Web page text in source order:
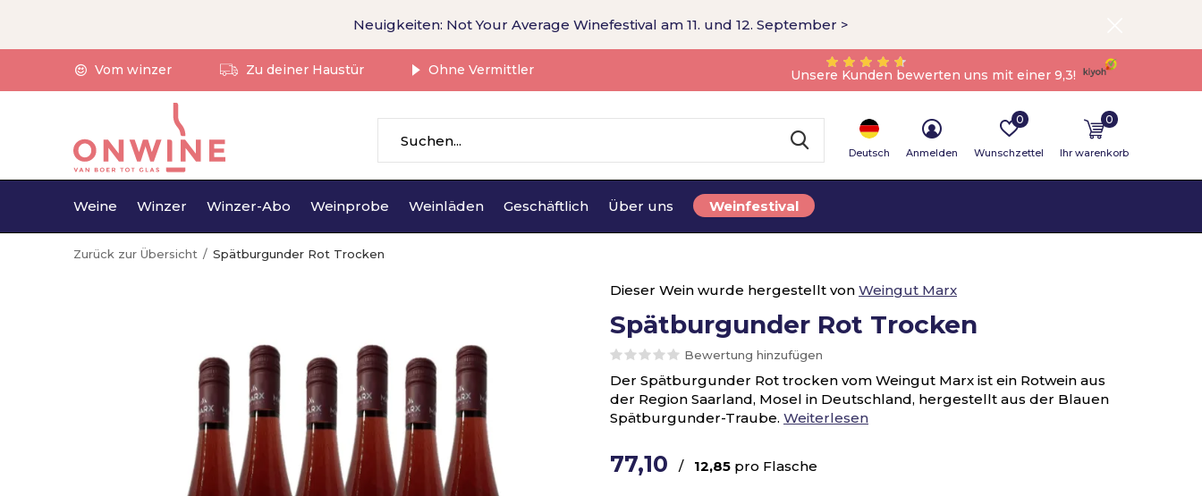
Weine Winzer Winzer-Abo Weinprobe Weinläden Geschäftlich Über uns Weinfestival
Deutsch Anmelden Wunschzettel
0
Ihr warenkorb
0
Vom winzer Zu deiner Haustür Ohne Vermittler Unsere Kunden bewerten uns mit einer 9,3!
Neuigkeiten: Not Your Average Winefestival am 11. und 12. September >
Zurück zur Übersicht Spätburgunder Rot Trocken
Dieser Wein wurde hergestellt von Weingut Marx
Spätburgunder Rot Trocken
Bewertung hinzufügen
Der Spätburgunder Rot trocken vom Weingut Marx ist ein Rotwein aus
der Region Saarland, Mosel in Deutschland, hergestellt aus der Blauen
Spätburgunder-Traube. Weiterlesen
77,10 / 12,85 pro Flasche